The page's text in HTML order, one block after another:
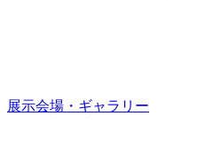
展示会場・ギャラリー